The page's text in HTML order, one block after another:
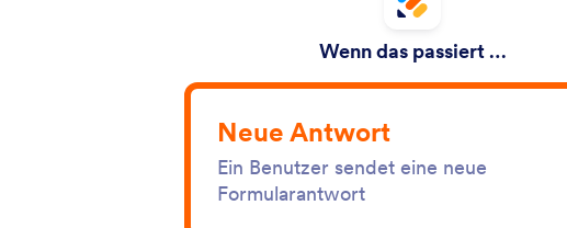
Wenn das passiert …
Neue Antwort
Ein Benutzer sendet eine neue
Formularantwort